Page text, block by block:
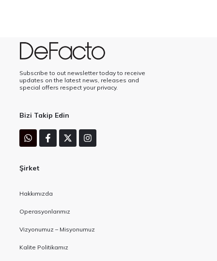
Subscribe to out newsletter today to receive
updates on the latest news, releases and
special offers respect your privacy.
Bizi Takip Edin
Şirket
Hakkımızda
Operasyonlarımız
Vizyonumuz – Misyonumuz
Kalite Politikamız